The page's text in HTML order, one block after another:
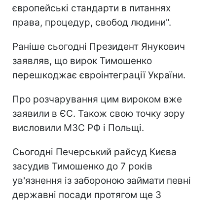
європейські стандарти в питаннях
права, процедур, свобод людини".
Раніше сьогодні Президент Янукович
заявляв, що вирок Тимошенко
перешкоджає євроінтеграції України.
Про розчарування цим вироком вже
заявили в ЄС. Також свою точку зору
висловили МЗС РФ і Польщі.
Сьогодні Печерський райсуд Києва
засудив Тимошенко до 7 років
ув'язнення із забороною займати певні
державні посади протягом ще 3